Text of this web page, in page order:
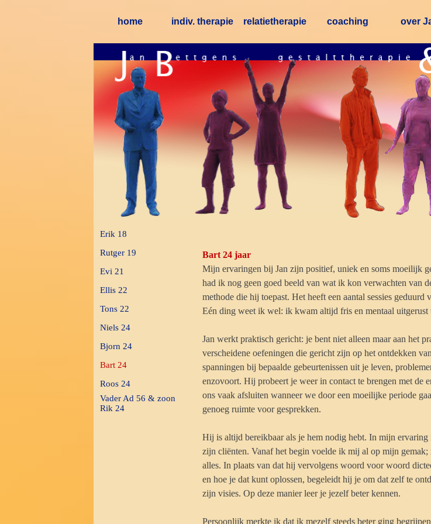
Menu
home indiv. therapie ▼
relatietherapie ▼
coaching ▼
over
Bart 24 jaar
Mijn ervaringen bij Jan zijn positief, uniek en soms moeilijk
had ik nog geen goed beeld van wat ik kon verwachten van
methode die hij toepast. Het heeft een aantal sessies geduurd
Eén ding weet ik wel: ik kwam altijd fris en mentaal uitgerust
Jan werkt praktisch gericht: je bent niet alleen maar aan het
verscheidene oefeningen die gericht zijn op het ontdekken
spanningen bij bepaalde gebeurtenissen uit je leven,
enzovoort. Hij probeert je weer in contact te brengen met de
ons vaak afsluiten wanneer we door een moeilijke periode
genoeg ruimte voor gesprekken.
Hij is altijd bereikbaar als je hem nodig hebt. In mijn ervaring
zijn cliënten. Vanaf het begin voelde ik mij al op mijn gemak;
alles. In plaats van dat hij vervolgens woord voor woord
en hoe je dat kunt oplossen, begeleidt hij je om dat zelf te
zijn visies. Op deze manier leer je jezelf beter kennen.
Persoonlijk merkte ik dat ik mezelf steeds beter ging
Erik 18
Rutger 19
Evi 21
Ellis 22
Tons 22
Niels 24
Bjorn 24
Bart 24
Roos 24
Vader Ad 56 & zoon
Rik 24